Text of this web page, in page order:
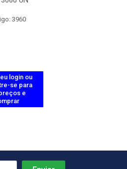
3960
login ou
se para
e